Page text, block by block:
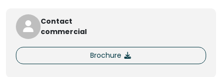
Contact
commercial
Brochure